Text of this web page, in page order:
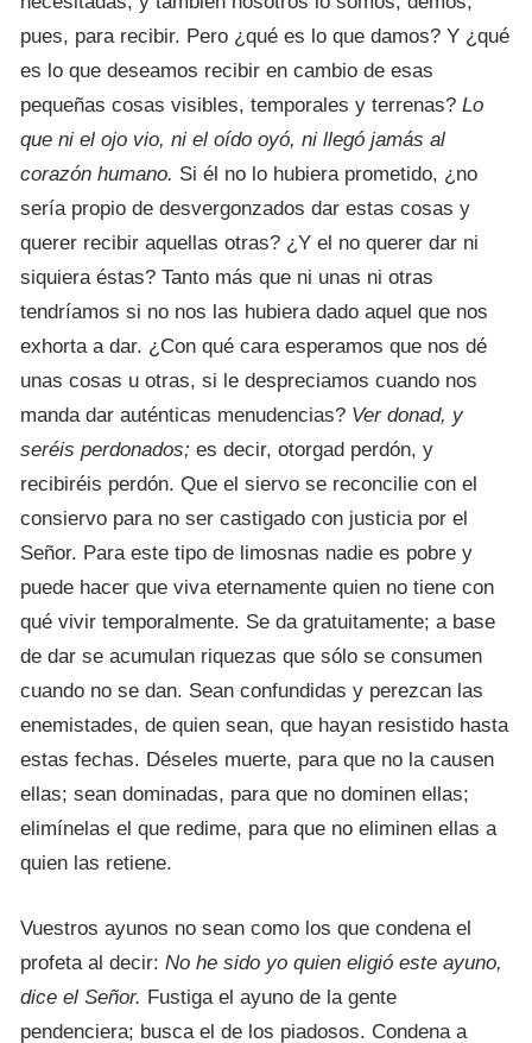
pues, para recibir. Pero ¿qué es lo que damos? Y ¿qué
es lo que deseamos recibir en cambio de esas
pequeñas cosas visibles, temporales y terrenas? Lo
que ni el ojo vio, ni el oído oyó, ni llegó jamás al
corazón humano. Si él no lo hubiera prometido, ¿no
sería propio de desvergonzados dar estas cosas y
querer recibir aquellas otras? ¿Y el no querer dar ni
siquiera éstas? Tanto más que ni unas ni otras
tendríamos si no nos las hubiera dado aquel que nos
exhorta a dar. ¿Con qué cara esperamos que nos dé
unas cosas u otras, si le despreciamos cuando nos
manda dar auténticas menudencias? Ver donad, y
seréis perdonados; es decir, otorgad perdón, y
recibiréis perdón. Que el siervo se reconcilie con el
consiervo para no ser castigado con justicia por el
Señor. Para este tipo de limosnas nadie es pobre y
puede hacer que viva eternamente quien no tiene con
qué vivir temporalmente. Se da gratuitamente; a base
de dar se acumulan riquezas que sólo se consumen
cuando no se dan. Sean confundidas y perezcan las
enemistades, de quien sean, que hayan resistido hasta
estas fechas. Déseles muerte, para que no la causen
ellas; sean dominadas, para que no dominen ellas;
elimínelas el que redime, para que no eliminen ellas a
quien las retiene.
Vuestros ayunos no sean como los que condena el
profeta al decir: No he sido yo quien eligió este ayuno,
dice el Señor. Fustiga el ayuno de la gente
pendenciera; busca el de los piadosos. Condena a